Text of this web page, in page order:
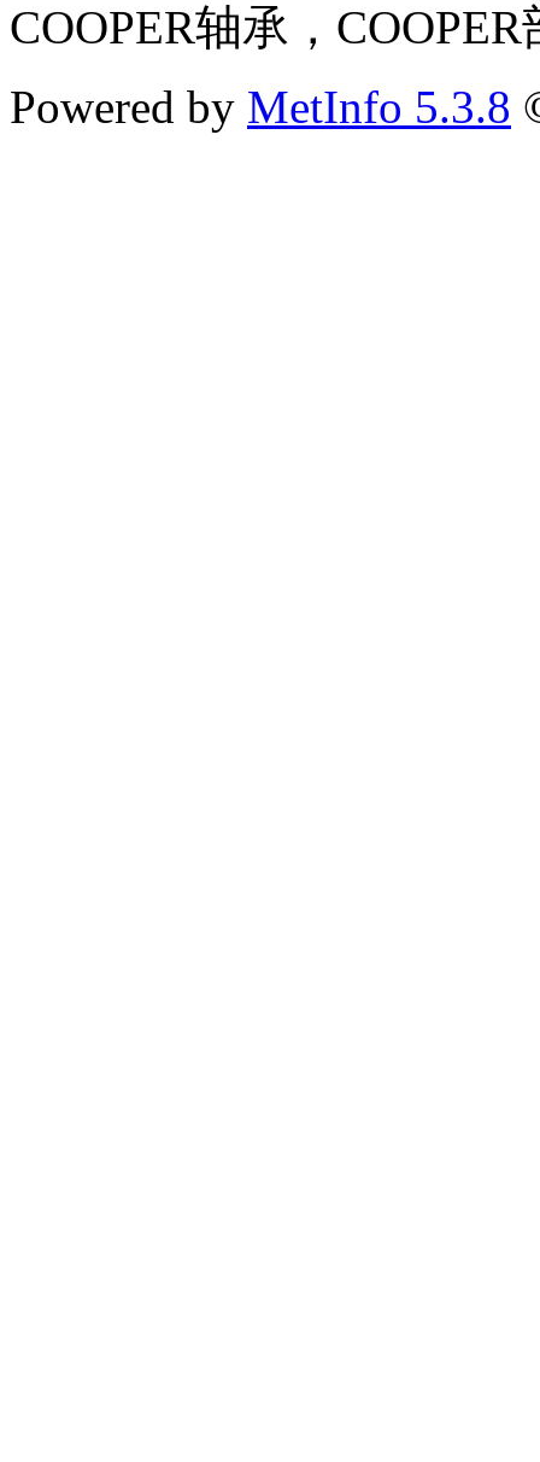
COOPER轴承，
Powered by MetInfo 5.3.8